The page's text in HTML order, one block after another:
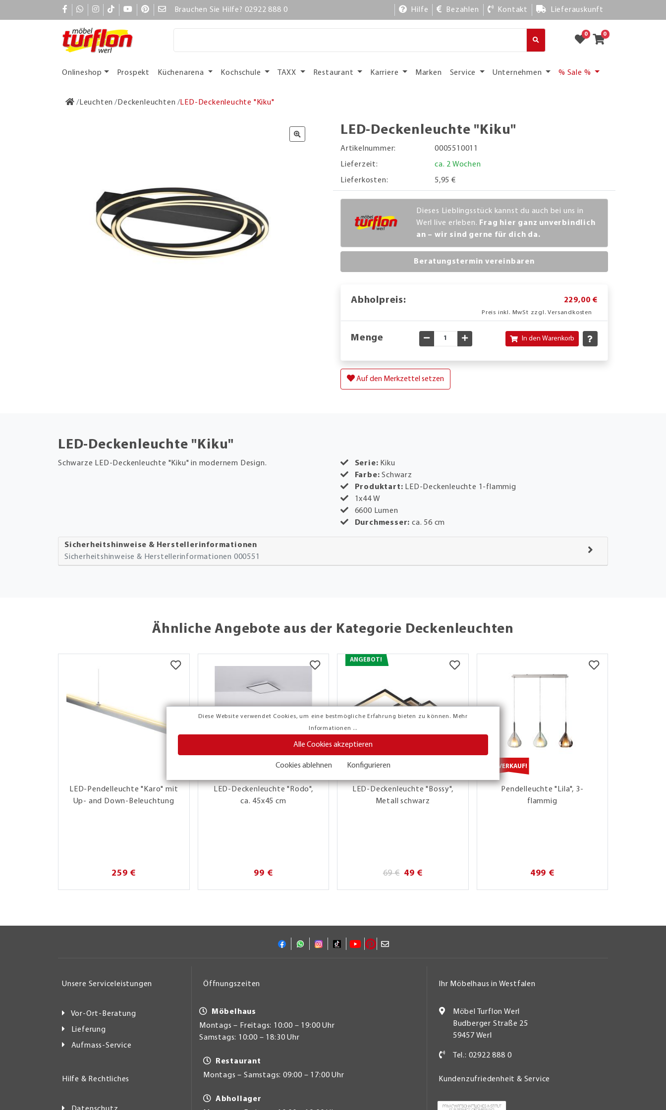
Diese Website verwendet Cookies, um eine bestmögliche Erfahrung bieten zu können. Mehr
Informationen ...
Alle Cookies akzeptieren
Cookies ablehnen Konfigurieren
Brauchen Sie Hilfe? 02922 888 0 Hilfe Bezahlen Kontakt Lieferauskunft
0 0
Onlineshop Prospekt Küchenarena Kochschule TAXX Restaurant Karriere Marken Service Unternehmen % Sale %
Leuchten Deckenleuchten LED-Deckenleuchte "Kiku"
LED-Deckenleuchte "Kiku"
Artikelnummer:
0005510011
Lieferzeit:
ca. 2 Wochen
Lieferkosten:
5,95 €
Dieses Lieblingsstück kannst du auch bei uns in
Werl live erleben. Frag hier ganz unverbindlich
an – wir sind gerne für dich da.
Beratungstermin vereinbaren
Abholpreis: 229,00 €
Preis inkl. MwSt zzgl. Versandkosten
Menge Gewünschte Menge verringern
Gewünschte Menge erhöhen
In den Warenkorb
Auf den Merkzettel setzen
LED-Deckenleuchte "Kiku"
Schwarze LED-Deckenleuchte "Kiku" in modernem Design. Serie: Kiku
Farbe: Schwarz
Produktart: LED-Deckenleuchte 1-flammig
1x44 W
6600 Lumen
Durchmesser:ca. 56 cm
Sicherheitshinweise & Herstellerinformationen
Sicherheitshinweise & Herstellerinformationen 000551
Ähnliche Angebote aus der Kategorie Deckenleuchten
LED-Pendelleuchte "Karo" mit
Up- and Down-Beleuchtung
259 €
LED-Deckenleuchte "Rodo",
ca. 45x45 cm
99 €
ANGEBOT!
LED-Deckenleuchte "Bossy",
Metall schwarz
69 € 49 €
ABVERKAUF!
Pendelleuchte "Lila", 3-
flammig
499 €
Unsere Serviceleistungen
Vor-Ort-Beratung
Lieferung
Aufmass-Service
Hilfe & Rechtliches
Öffnungszeiten
Möbelhaus
Montags – Freitags: 10:00 – 19:00 Uhr
Samstags: 10:00 – 18:30 Uhr
Restaurant
Montags – Samstags: 09:00 – 17:00 Uhr
Abhollager
Ihr Möbelhaus in Westfalen
Möbel Turflon Werl
Budberger Straße 25
59457 Werl
Tel.: 02922 888 0
Kundenzufriedenheit & Service